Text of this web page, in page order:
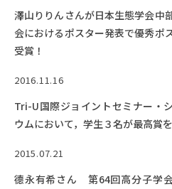
澤山りりんさんが日本生態学会中
会におけるポスター発表で優秀ポ
受賞！
2016.11.16
Tri-U国際ジョイントセミナー・
ウムにおいて，学生３名が最高賞
2015.07.21
德永有希さん 第64回高分子学